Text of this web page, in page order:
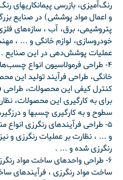
رنگ‌آمیزی، بازرسی پیمانکاریهای
و اعمال مواد پوششی) در صنایع
پتروشیمی، برق، آب ، سازه‌های
خودروسازی، لوازم خانگی و … ،
عملیات پوشش‌دهی در این صنایع .
۴- طراحی فرمولاسیون انواع
خانگی، طراحی فرآیند تولید این
کنترل کیفی این محصولات، طراحی
برای به کارگیری این محصولات،
سطوح و به کارگیری چسبها و
۵- طراحی فرآیندهای رنگرزی انواع
و … ، نظارت بر عملیات رنگرزی و
رنگرزی شده و … .
۶- طراحی واحدهای ساخت مواد
ساخت مواد رنگرزی ، فرآیندهای